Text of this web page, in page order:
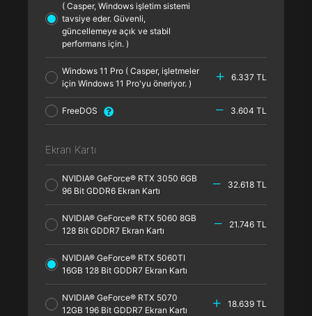
( Casper, Windows işletim sistemi
tavsiye eder. Güvenli,
güncellemeye açık ve stabil
performans için. )
Windows 11 Pro ( Casper, işletmeler
için Windows 11 Pro'yu öneriyor. )
6.337 TL
FreeDOS 3.604 TL
Ekran Kartı
NVIDIA® GeForce® RTX 3050 6GB
96 Bit GDDR6 Ekran Kartı
32.618 TL
NVIDIA® GeForce® RTX 5060 8GB
128 Bit GDDR7 Ekran Kartı
21.746 TL
NVIDIA® GeForce® RTX 5060TI
16GB 128 Bit GDDR7 Ekran Kartı
NVIDIA® GeForce® RTX 5070
12GB 196 Bit GDDR7 Ekran Kartı
18.639 TL